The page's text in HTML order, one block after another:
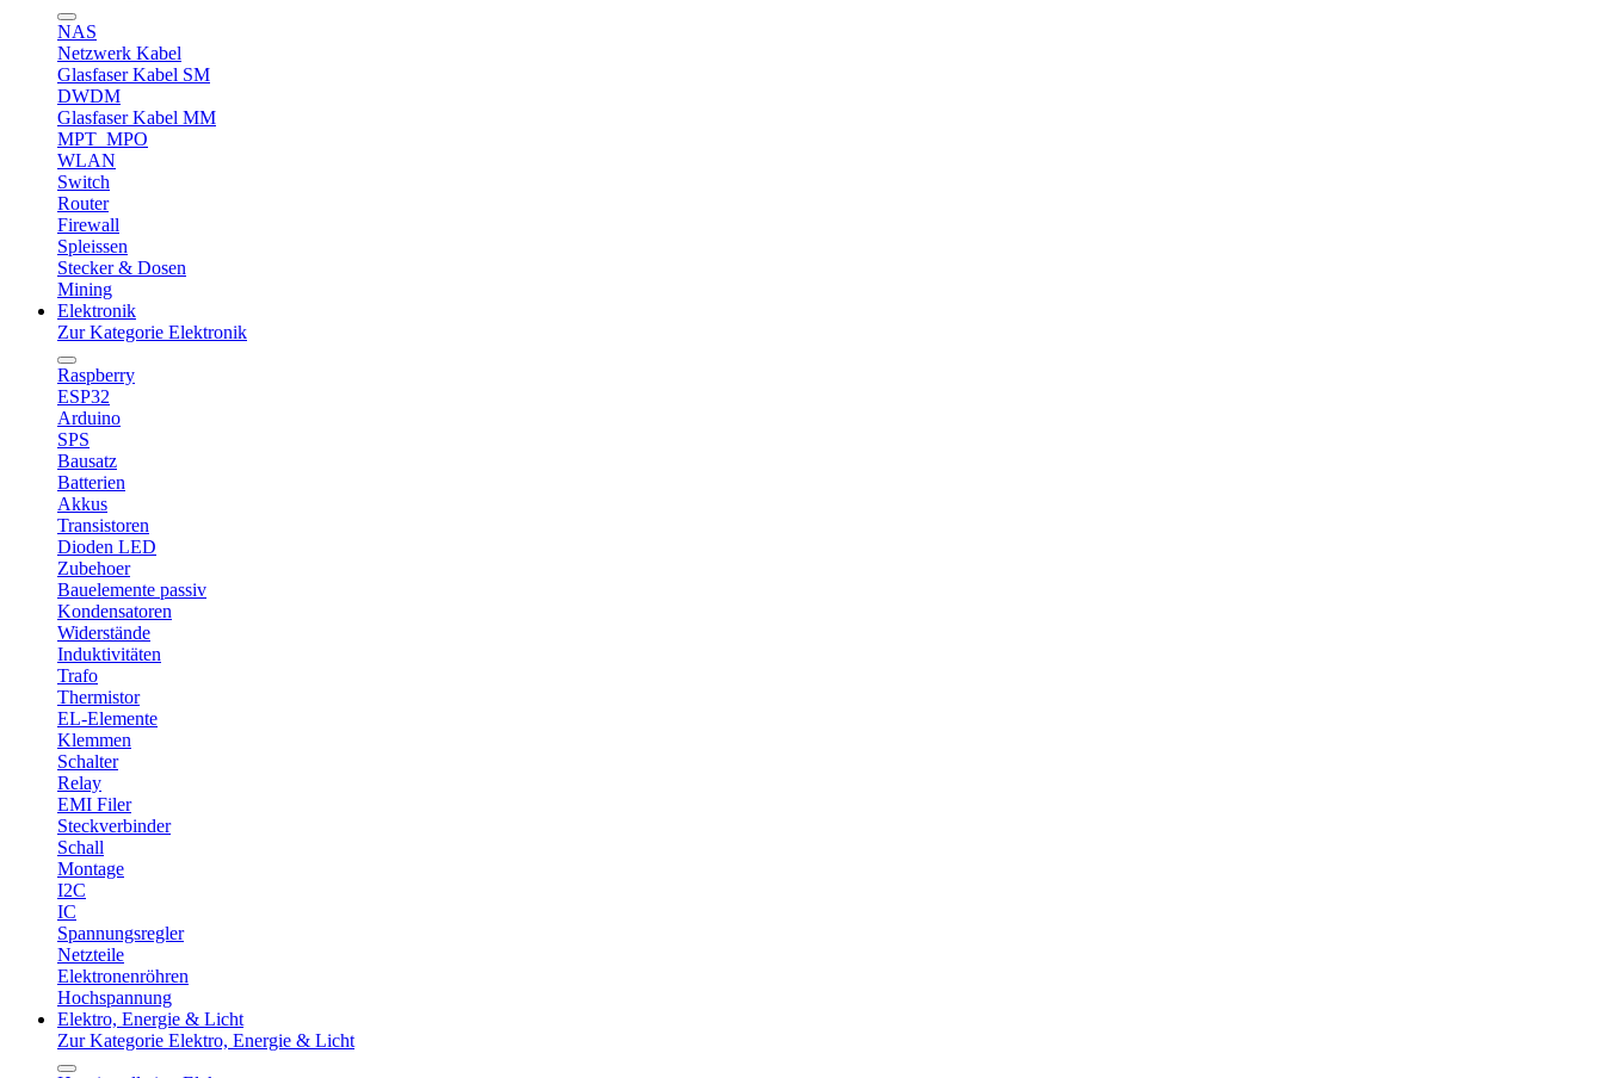
NAS
Netzwerk Kabel
Glasfaser Kabel SM
DWDM
Glasfaser Kabel MM
MPT_MPO
WLAN
Switch
Router
Firewall
Spleissen
Stecker & Dosen
Mining
Elektronik
Zur Kategorie Elektronik
Raspberry
ESP32
Arduino
SPS
Bausatz
Batterien
Akkus
Transistoren
Dioden LED
Zubehoer
Bauelemente passiv
Kondensatoren
Widerstände
Induktivitäten
Trafo
Thermistor
EL-Elemente
Klemmen
Schalter
Relay
EMI Filer
Steckverbinder
Schall
Montage
I2C
IC
Spannungsregler
Netzteile
Elektronenröhren
Hochspannung
Elektro, Energie & Licht
Zur Kategorie Elektro, Energie & Licht